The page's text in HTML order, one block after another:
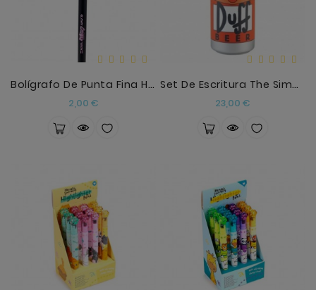
Bolígrafo De Punta Fina Hatsune Miku
2,00 €Precio
Set De Escritura The Simpsons Con Lata Duff
23,00 €